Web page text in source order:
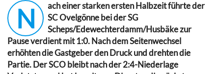
N
ach einer starken ersten Halbzeit führte der
SC Ovelgönne bei der SG
Scheps/Edewechterdamm/Husbäke zur
Pause verdient mit 1:0. Nach dem Seitenwechsel
erhöhten die Gastgeber den Druck und drehten die
Partie. Der SCO bleibt nach der 2:4-Niederlage